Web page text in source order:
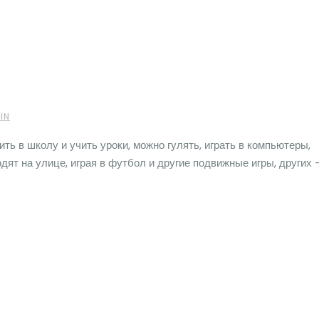
в школу и учить уроки, можно гулять, играть в компьютеры,
на улице, играя в футбол и другие подвижные игры, других